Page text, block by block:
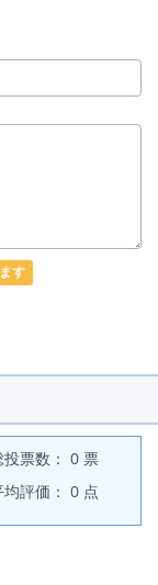
す
投票数： 0 票
均評価： 0 点